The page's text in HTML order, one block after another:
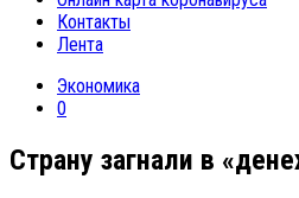
Контакты
Лента
Экономика
0
Страну загнали в